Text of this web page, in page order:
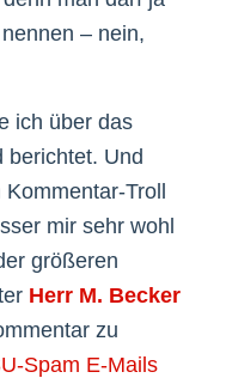
– nein,
ich über das
berichtet. Und
Troll
mir sehr wohl
größeren
Herr M. Becker
zu
Spam E-Mails